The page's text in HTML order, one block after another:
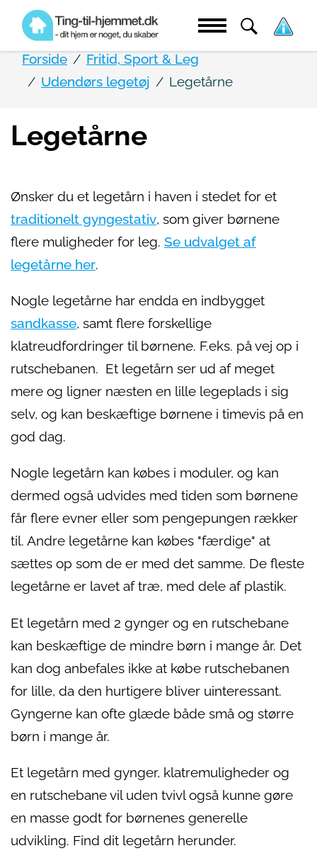
Forside
Fritid, Sport & Leg
Udendørs legetøj
Legetårne
Legetårne
Ønsker du et legetårn i haven i stedet for et
traditionelt gyngestativ, som giver børnene
flere muligheder for leg. Se udvalget af
legetårne her.
Nogle legetårne har endda en indbygget
sandkasse, samt flere forskellige
klatreudfordringer til børnene. F.eks. på vej op i
rutschebanen. Et legetårn ser ud af meget
mere og ligner næsten en lille legeplads i sig
selv, og kan beskæftige børnene i timevis på en
god dag.
Nogle legetårn kan købes i moduler, og kan
dermed også udvides med tiden som børnene
får flere evner eller som pengepungen rækker
til. Andre legetårne kan købes "færdige" at
sættes op som de er med det samme. De fleste
legetårne er lavet af træ, med dele af plastik.
Et legetårn med 2 gynger og en rutschebane
kan beskæftige de mindre børn i mange år. Det
kan dog anbefales ikke at købe rutschebanen
for lille, da den hurtigere bliver uinteressant.
Gyngerne kan ofte glæde både små og større
børn i mange år.
Et legetårn med gynger, klatremuligheder og
en rutschebane vil uden tvivl også kunne gøre
en masse godt for børnenes generelle
udvikling. Find dit legetårn herunder.